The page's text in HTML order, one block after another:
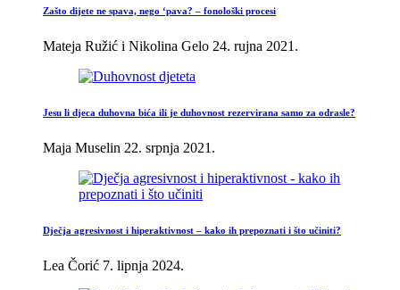
Zašto dijete ne spava, nego ‘pava? – fonološki procesi
Mateja Ružić i Nikolina Gelo 24. rujna 2021.
Jesu li djeca duhovna bića ili je duhovnost rezervirana samo za odrasle?
Maja Muselin 22. srpnja 2021.
Dječja agresivnost i hiperaktivnost – kako ih prepoznati i što učiniti?
Lea Čorić 7. lipnja 2024.